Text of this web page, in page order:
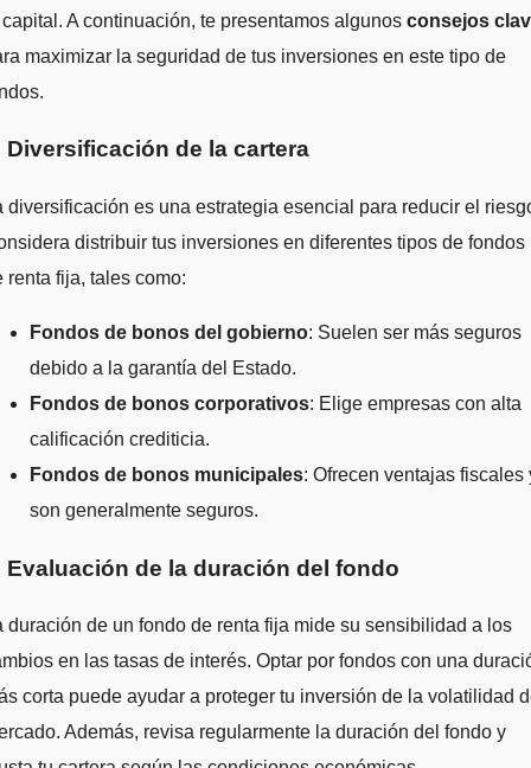
A continuación, te presentamos algunos consejos
maximizar la seguridad de tus inversiones en este tipo de
Diversificación de la cartera
diversificación es una estrategia esencial para reducir el
distribuir tus inversiones en diferentes tipos de fondos
renta fija, tales como:
Fondos de bonos del gobierno: Suelen ser más seguros
debido a la garantía del Estado.
Fondos de bonos corporativos: Elige empresas con alta
calificación crediticia.
Fondos de bonos municipales: Ofrecen ventajas fiscales
son generalmente seguros.
Evaluación de la duración del fondo
duración de un fondo de renta fija mide su sensibilidad a los
en las tasas de interés. Optar por fondos con una
corta puede ayudar a proteger tu inversión de la volatilidad
Además, revisa regularmente la duración del fondo y